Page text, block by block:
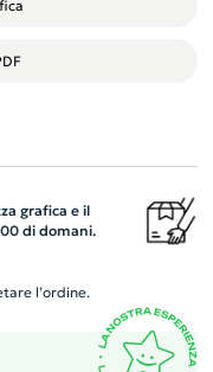
grafica e il
di domani.
l’ordine.